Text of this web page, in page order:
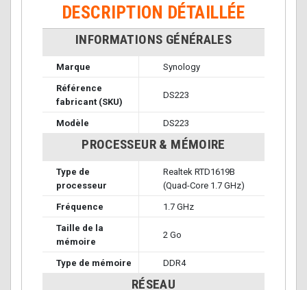
DESCRIPTION DÉTAILLÉE
INFORMATIONS GÉNÉRALES
Marque Synology
Référence
fabricant (SKU)
DS223
Modèle DS223
PROCESSEUR & MÉMOIRE
Type de
processeur
Realtek RTD1619B
(Quad-Core 1.7 GHz)
Fréquence 1.7 GHz
Taille de la
mémoire
2 Go
Type de mémoire DDR4
RÉSEAU